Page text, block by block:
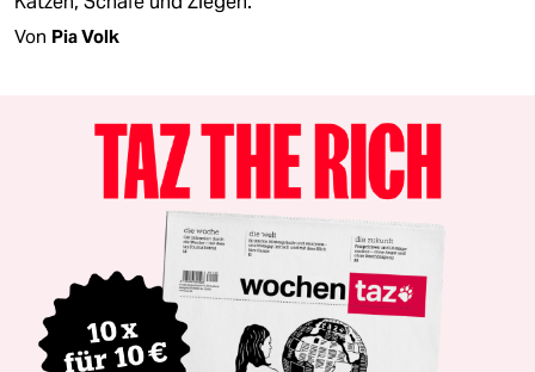
Von Pia Volk